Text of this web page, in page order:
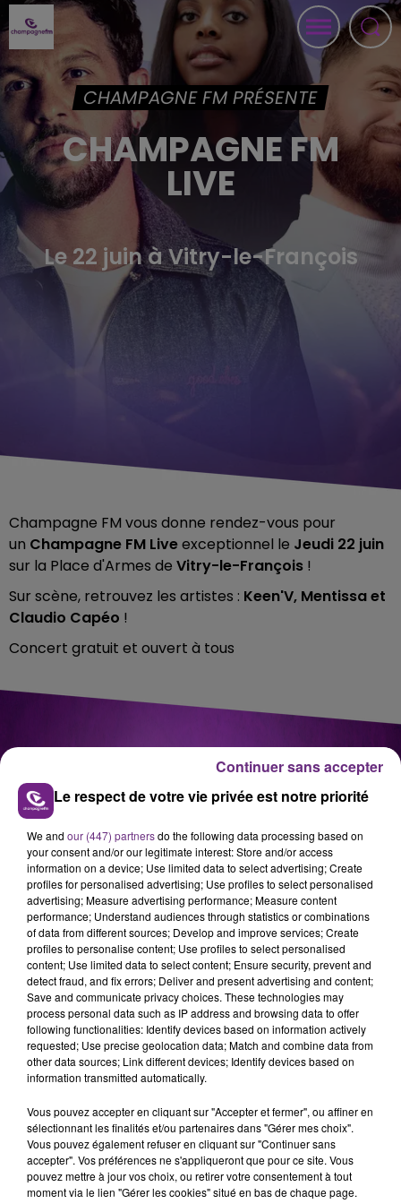
CHAMPAGNE FM PRÉSENTE
CHAMPAGNE FM
LIVE
Le 22 juin à Vitry-le-François
Champagne FM vous donne rendez-vous pour
un Champagne FM Liveexceptionnel le Jeudi 22 juin
sur la Place d'Armes de Vitry-le-François !
Sur scène, retrouvez les artistes : Keen'V, Mentissa et
Claudio Capéo !
Concert gratuit et ouvert à tous
LES ARTISTES
CLAUDIO CAPÉO
Le respect de votre vie privée est notre priorité
We and our (447) partnersdo the following data processing based on
your consent and/or our legitimate interest: Store and/or access
information on a device; Use limited data to select advertising; Create
profiles for personalised advertising; Use profiles to select personalised
advertising; Measure advertising performance; Measure content
performance; Understand audiences through statistics or combinations
of data from different sources; Develop and improve services; Create
profiles to personalise content; Use profiles to select personalised
content; Use limited data to select content; Ensure security, prevent and
detect fraud, and fix errors; Deliver and present advertising and content;
Save and communicate privacy choices. These technologies may
process personal data such as IP address and browsing data to offer
following functionalities: Identify devices based on information actively
requested; Use precise geolocation data; Match and combine data from
other data sources; Link different devices; Identify devices based on
information transmitted automatically.
Vous pouvez accepter en cliquant sur "Accepter et fermer", ou affiner en
sélectionnant les finalités et/ou partenaires dans "Gérer mes choix".
Vous pouvez également refuser en cliquant sur "Continuer sans
accepter". Vos préférences ne s'appliqueront que pour ce site. Vous
pouvez mettre à jour vos choix, ou retirer votre consentement à tout
moment via le lien "Gérer les cookies" situé en bas de chaque page.
Continuer sans accepter